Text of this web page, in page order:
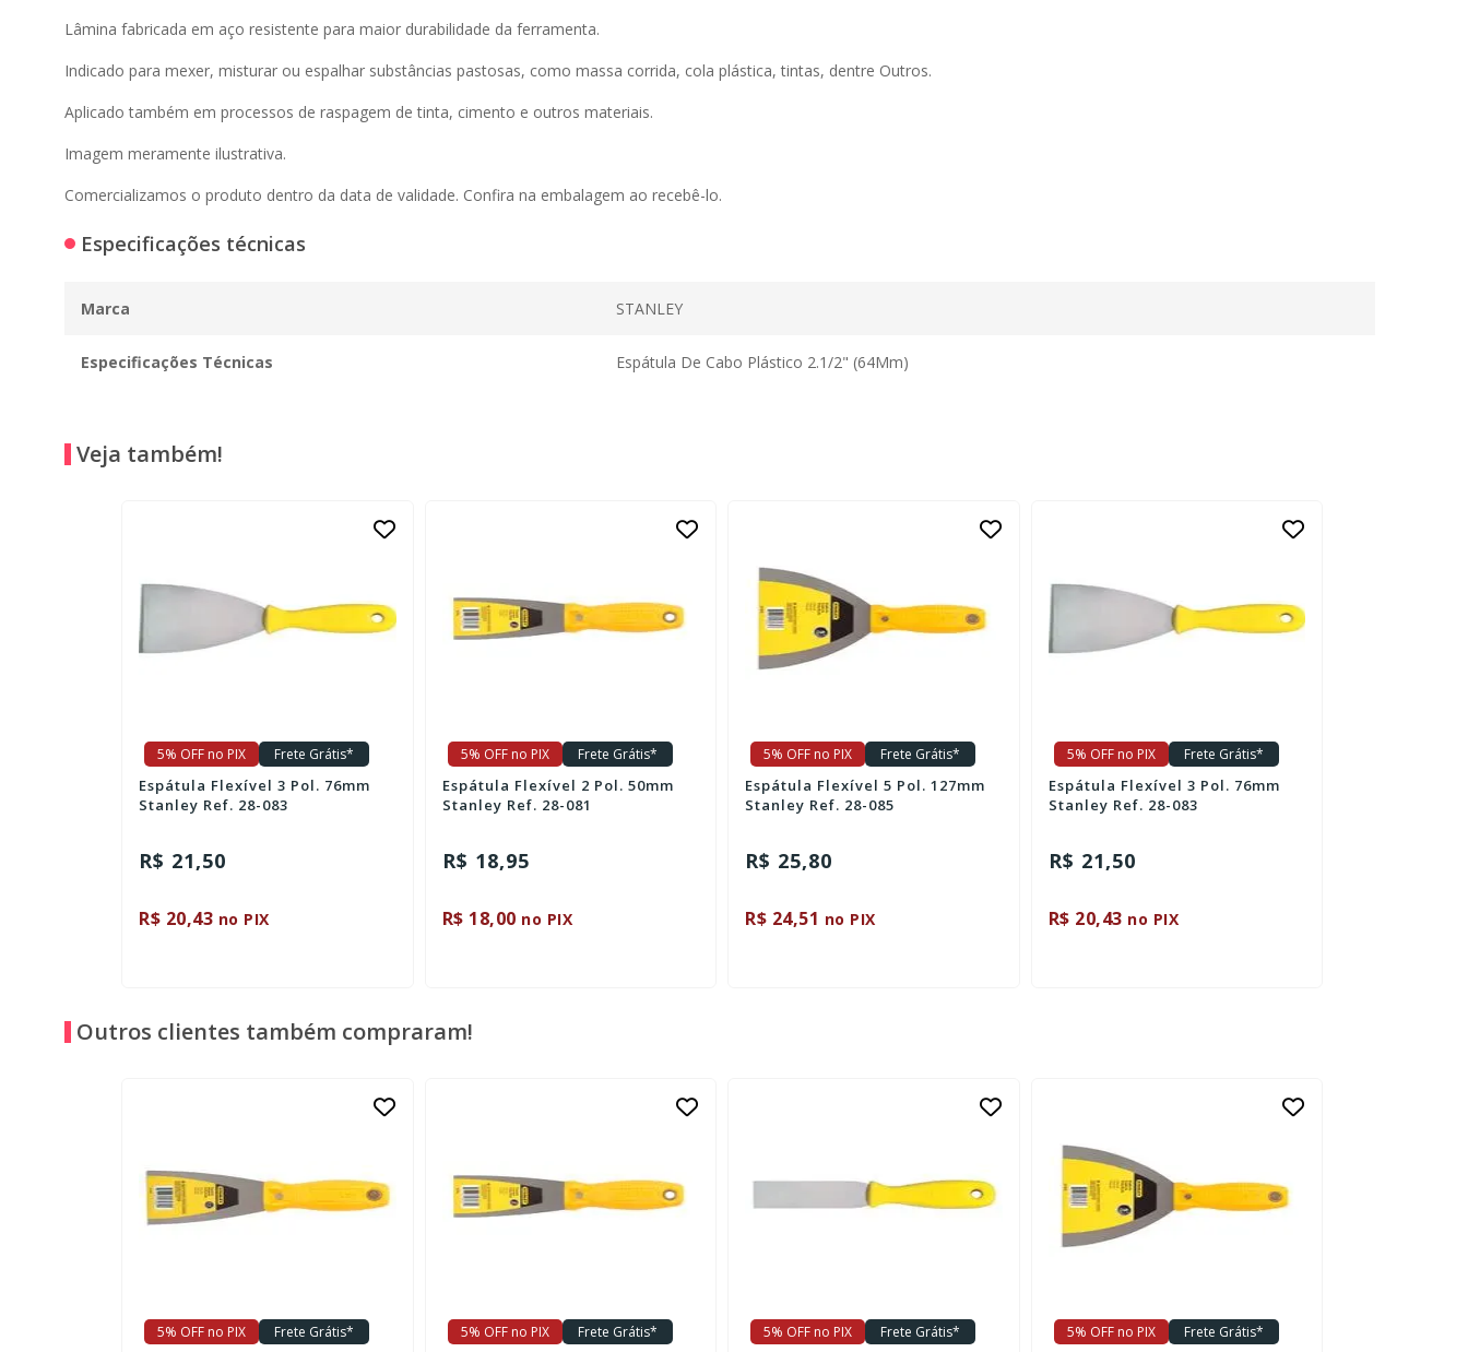
Lâmina fabricada em aço resistente para maior durabilidade da ferramenta.
Indicado para mexer, misturar ou espalhar substâncias pastosas, como massa corrida, cola plástica, tintas, dentre Outros.
Aplicado também em processos de raspagem de tinta, cimento e outros materiais.
Imagem meramente ilustrativa.
Comercializamos o produto dentro da data de validade. Confira na embalagem ao recebê-lo.
Especificações técnicas
Marca STANLEY
Especificações Técnicas Espátula De Cabo Plástico 2.1/2" (64Mm)
Veja também!
5% OFF no PIX Frete Grátis*
Espátula Flexível 3 Pol. 76mm
Stanley Ref. 28-083
R$ 21,50
R$ 20,43 no PIX
5% OFF no PIX Frete Grátis*
Espátula Flexível 2 Pol. 50mm
Stanley Ref. 28-081
R$ 18,95
R$ 18,00 no PIX
5% OFF no PIX Frete Grátis*
Espátula Flexível 5 Pol. 127mm
Stanley Ref. 28-085
R$ 25,80
R$ 24,51 no PIX
5% OFF no PIX Frete Grátis*
Espátula Flexível 3 Pol. 76mm
Stanley Ref. 28-083
R$ 21,50
R$ 20,43 no PIX
Outros clientes também compraram!
5% OFF no PIX Frete Grátis* 5% OFF no PIX Frete Grátis* 5% OFF no PIX Frete Grátis* 5% OFF no PIX Frete Grátis*